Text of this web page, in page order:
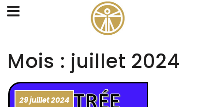
Mois : juillet 2024
29 juillet 2024